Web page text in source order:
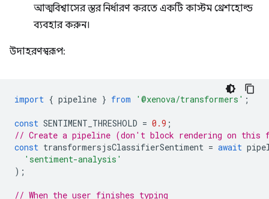
আত্মবিশ্বাসের স্তর নির্ধারণ করতে একটি কাস্টম থ্রেশহোল্ড
ব্যবহার করুন।
উদাহরণস্বরূপ:
import { pipeline } from '@xenova/transformers' ;
const SENTIMENT_THRESHOLD = 0.9 ;
// Create a pipeline (don't block rendering on this
const transformersjsClassifierSentiment = await
'sentiment-analysis'
);
// When the user finishes typing